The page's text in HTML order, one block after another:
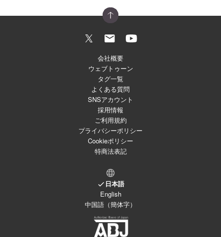
会社概要
ウェブトゥーン
タグ一覧
よくある質問
SNSアカウント
採用情報
ご利用規約
プライバシーポリシー
Cookieポリシー
特商法表記
日本語
English
中国語（簡体字）